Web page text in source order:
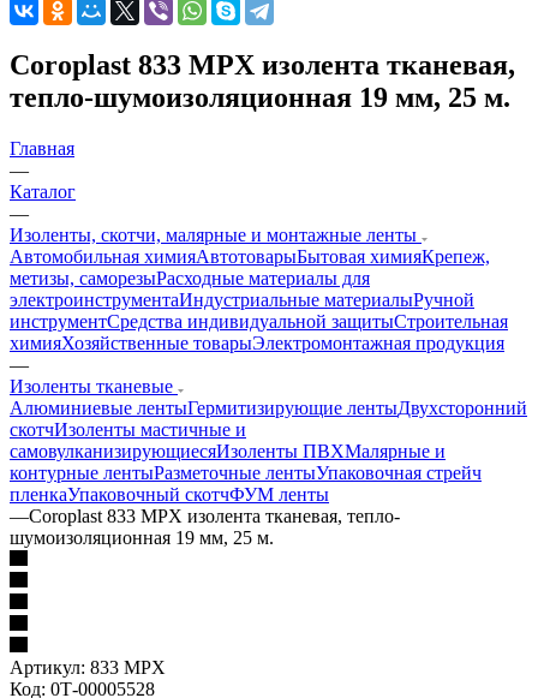
Coroplast 833 MPX изолента тканевая,
тепло-шумоизоляционная 19 мм, 25 м.
Главная
—
Каталог
—
Изоленты, скотчи, малярные и монтажные ленты
Автомобильная химияАвтотоварыБытовая химияКрепеж,
метизы, саморезыРасходные материалы для
электроинструментаИндустриальные материалыРучной
инструментСредства индивидуальной защитыСтроительная
химияХозяйственные товарыЭлектромонтажная продукция
—
Изоленты тканевые
Алюминиевые лентыГермитизирующие лентыДвухсторонний
скотчИзоленты мастичные и
самовулканизирующиесяИзоленты ПВХМалярные и
контурные лентыРазметочные лентыУпаковочная стрейч
пленкаУпаковочный скотчФУМ ленты
—Coroplast 833 MPX изолента тканевая, тепло-
шумоизоляционная 19 мм, 25 м.
Артикул: 833 MPX
Код: 0Т-00005528